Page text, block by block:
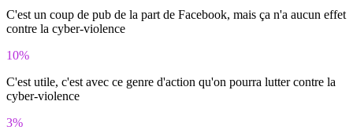
C'est un coup de pub de la part de Facebook, mais ça n'a aucun effet
contre la cyber-violence
10%
C'est utile, c'est avec ce genre d'action qu'on pourra lutter contre la
cyber-violence
3%